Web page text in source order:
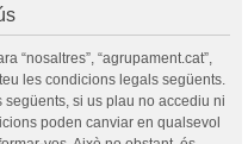
“nosaltres”, “agrupament.cat”,
les condicions legals següents.
si us plau no accediu ni
poden canviar en qualsevol